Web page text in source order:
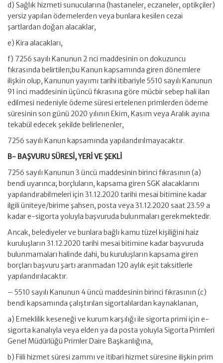
d) Sağlık hizmeti sunucularına (hastaneler, eczaneler, optikçiler)
yersiz yapılan ödemelerden veya bunlara kesilen cezai
şartlardan doğan alacaklar,
e) Kira alacakları,
f) 7256 sayılı Kanunun 2 nci maddesinin on dokuzuncu
fıkrasında belirtilen;bu Kanun kapsamında giren dönemlere
ilişkin olup, Kanunun yayımı tarihi itibariyle 5510 sayılı Kanunun
91 inci maddesinin üçüncü fıkrasına göre mücbir sebep hali ilan
edilmesi nedeniyle ödeme süresi ertelenen primlerden ödeme
süresinin son günü 2020 yılının Ekim, Kasım veya Aralık ayına
tekabül edecek şekilde belirlenenler,
7256 sayılı Kanun kapsamında yapılandırılmayacaktır.
B- BAŞVURU SÜRESİ, YERİ VE ŞEKLİ
7256 sayılı Kanunun 3 üncü maddesinin birinci fıkrasının (a)
bendi uyarınca; borçluların, kapsama giren SGK alacaklarını
yapılandırabilmeleri için 31.12.2020 tarihi mesai bitimine kadar
ilgili üniteye/birime şahsen, posta veya 31.12.2020 saat 23.59 a
kadar e-sigorta yoluyla başvuruda bulunmaları gerekmektedir.
Ancak, belediyeler ve bunlara bağlı kamu tüzel kişiliğini haiz
kuruluşların 31.12.2020 tarihi mesai bitimine kadar başvuruda
bulunmamaları halinde dahi, bu kuruluşların kapsama giren
borçları başvuru şartı aranmadan 120 aylık eşit taksitlerle
yapılandırılacaktır.
– 5510 sayılı Kanunun 4 üncü maddesinin birinci fıkrasının (c)
bendi kapsamında çalıştırılan sigortalılardan kaynaklanan,
a) Emeklilik keseneği ve kurum karşılığı ile sigorta primi için e-
sigorta kanalıyla veya elden ya da posta yoluyla Sigorta Primleri
Genel Müdürlüğü Primler Daire Başkanlığına,
b) Fiili hizmet süresi zammı ve itibari hizmet süresine ilişkin prim